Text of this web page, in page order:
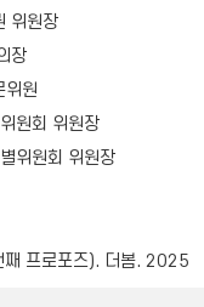
위원장
장
위원
원회 위원장
위원회 위원장
째 프로포즈). 더봄. 2025